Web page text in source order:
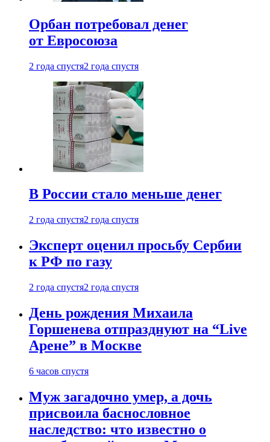
Орбан потребовал денег
от Евросоюза
2 года спустя2 года спустя
В России стало меньше денег
2 года спустя2 года спустя
Эксперт оценил просьбу Сербии
к РФ по газу
2 года спустя2 года спустя
День рождения Михаила
Горшенева отпразднуют на “Live
Арене” в Москве
6 часов спустя
Муж загадочно умер, а дочь
присвоила баснословное
наследство: что известно о